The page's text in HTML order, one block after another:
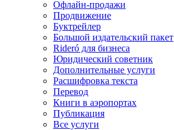
Офлайн-продажи
Продвижение
Буктрейлер
Большой издательский пакет
Rideró для бизнеса
Юридический советник
Дополнительные услуги
Расшифровка текста
Перевод
Книги в аэропортах
Публикация
Все услуги